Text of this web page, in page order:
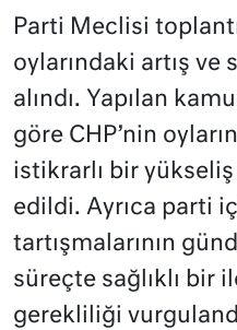
Parti Meclisi
oylarındaki artış
alındı. Yapılan
göre CHP’nin
istikrarlı bir
edildi. Ayrıca parti
tartışmalarının
süreçte sağlıklı bir
gerekliliği